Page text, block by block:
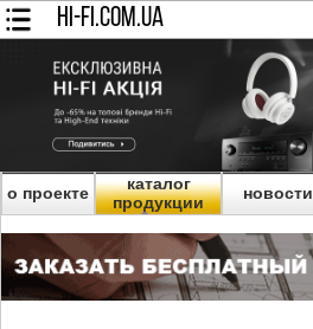
HI-FI.COM.UA
о проекте
каталог
продукции
новости